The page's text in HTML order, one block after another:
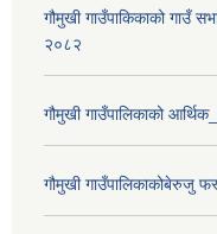
गौमुखी गाउँपाकिकाको गाउँ
२०८२
गौमुखी गाउँपालिकाको
गौमुखी गाउँपालिकाकोबेरुजु